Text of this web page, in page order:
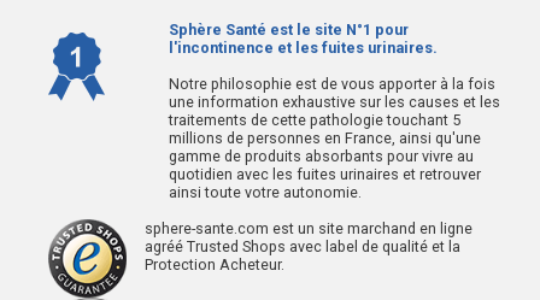
Sphère Santé est le site N°1 pour
l'incontinence et les fuites urinaires.
Notre philosophie est de vous apporter à la fois
une information exhaustive sur les causes et les
traitements de cette pathologie touchant 5
millions de personnes en France, ainsi qu'une
gamme de produits absorbants pour vivre au
quotidien avec les fuites urinaires et retrouver
ainsi toute votre autonomie.
sphere-sante.com est un site marchand en ligne
agréé Trusted Shops avec label de qualité et la
Protection Acheteur.